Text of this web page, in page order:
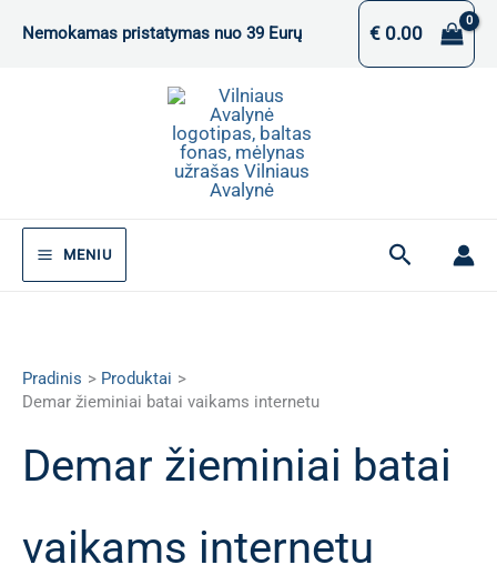
Nemokamas pristatymas nuo 39 Eurų €0.00
MENIU Paieška
Pradinis
Produktai
Demar žieminiai batai vaikams internetu
Demar žieminiai batai
vaikams internetu